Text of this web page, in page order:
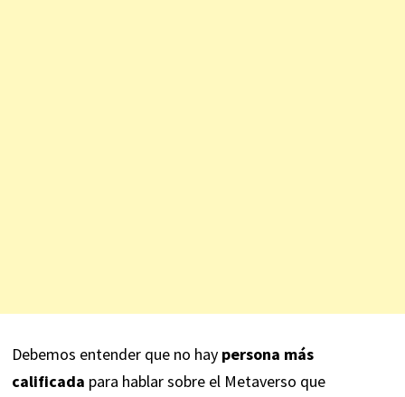
Debemos entender que no hay persona más
calificada para hablar sobre el Metaverso que